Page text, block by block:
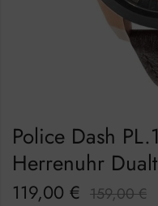
Police Dash
Herrenuhr
119,00 € 159,00€